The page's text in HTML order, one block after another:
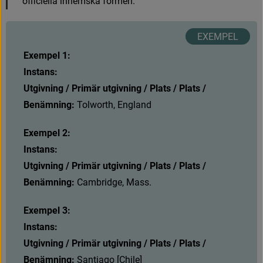
Exempel 1:
Instans:
Utgivning / Primär utgivning / Plats / Plats /
Benämning: Tolworth, England
Exempel 2:
Instans:
Utgivning / Primär utgivning / Plats / Plats /
Benämning: Cambridge, Mass.
Exempel 3:
Instans:
Utgivning / Primär utgivning / Plats / Plats /
Benämning: Santiago [Chile]